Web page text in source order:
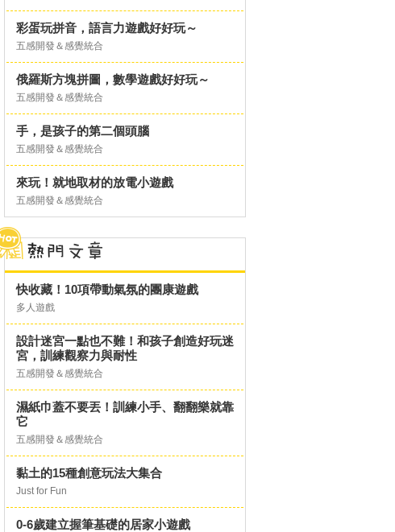
彩蛋玩拼音，語言力遊戲好好玩～
五感開發＆感覺統合
俄羅斯方塊拼圖，數學遊戲好好玩～
五感開發＆感覺統合
手，是孩子的第二個頭腦
五感開發＆感覺統合
來玩！就地取材的放電小遊戲
五感開發＆感覺統合
快收藏！10項帶動氣氛的團康遊戲
多人遊戲
設計迷宮一點也不難！和孩子創造好玩迷
宮，訓練觀察力與耐性
五感開發＆感覺統合
濕紙巾蓋不要丟！訓練小手、翻翻樂就靠
它
五感開發＆感覺統合
黏土的15種創意玩法大集合
Just for Fun
0-6歲建立握筆基礎的居家小遊戲